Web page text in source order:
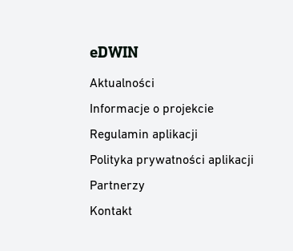
eDWIN
Aktualności
Informacje o projekcie
Regulamin aplikacji
Polityka prywatności aplikacji
Partnerzy
Kontakt